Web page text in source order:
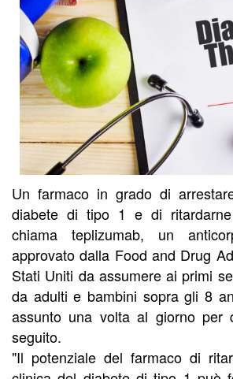
Un farmaco in grado di
diabete di tipo 1 e di ritardarne
chiama teplizumab, un
approvato dalla Food and Drug
Stati Uniti da assumere ai primi
da adulti e bambini sopra gli 8
assunto una volta al giorno per
seguito.
"Il potenziale del farmaco di